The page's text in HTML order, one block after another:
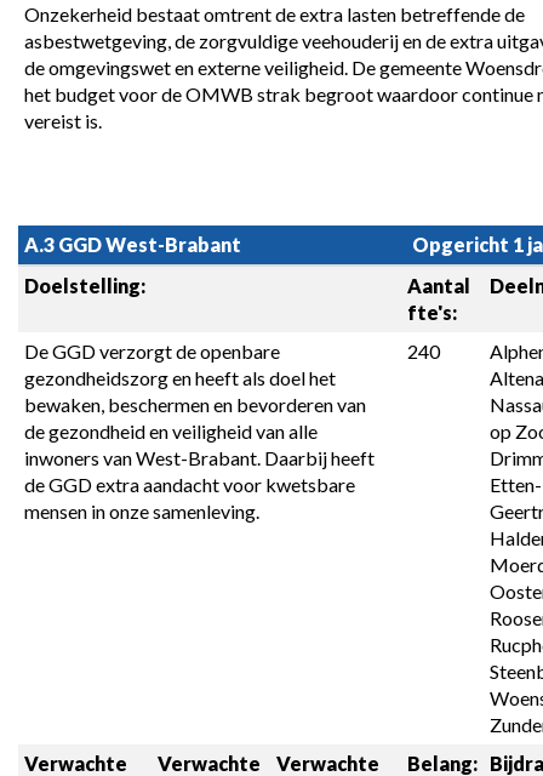
Onzekerheid bestaat omtrent de extra lasten betreffende de
asbestwetgeving, de zorgvuldige veehouderij en de extra
de omgevingswet en externe veiligheid. De gemeente
het budget voor de OMWB strak begroot waardoor continue
vereist is.
A.3 GGD West-Brabant
Opgericht 1
Doelstelling:
Aantal
fte's:
De GGD verzorgt de openbare
gezondheidszorg en heeft als doel het
bewaken, beschermen en bevorderen van
de gezondheid en veiligheid van alle
inwoners van West-Brabant. Daarbij heeft
de GGD extra aandacht voor kwetsbare
mensen in onze samenleving.
240
op
Verwachte
Verwachte
Verwachte
Belang: